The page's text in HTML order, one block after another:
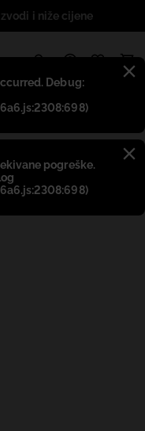
Debug:
pogreške.
i niže cijene